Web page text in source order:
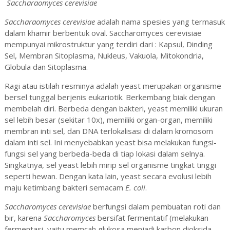
Saccharaomyces cerevisiae
Saccharaomyces cerevisiaeadalah nama spesies yang termasuk
dalam khamir berbentuk oval. Saccharomyces cerevisiae
mempunyai mikrostruktur yang terdiri dari : Kapsul, Dinding
Sel, Membran Sitoplasma, Nukleus, Vakuola, Mitokondria,
Globula dan Sitoplasma.
Ragi atau istilah resminya adalah yeast merupakan organisme
bersel tunggal berjenis eukariotik. Berkembang biak dengan
membelah diri. Berbeda dengan bakteri, yeast memiliki ukuran
sel lebih besar (sekitar 10x), memiliki organ-organ, memiliki
membran inti sel, dan DNA terlokalisasi di dalam kromosom
dalam inti sel. Ini menyebabkan yeast bisa melakukan fungsi-
fungsi sel yang berbeda-beda di tiap lokasi dalam selnya.
Singkatnya, sel yeast lebih mirip sel organisme tingkat tinggi
seperti hewan. Dengan kata lain, yeast secara evolusi lebih
maju ketimbang bakteri semacam E. coli.
Saccharomyces cerevisiaeberfungsi dalam pembuatan roti dan
bir, karena Saccharomycesbersifat fermentatif (melakukan